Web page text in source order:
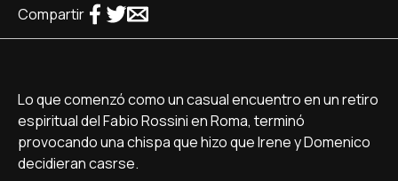
Compartir
Lo que comenzó como un casual encuentro en un retiro
espiritual del Fabio Rossini en Roma, terminó
provocando una chispa que hizo que Irene y Domenico
decidieran casrse.